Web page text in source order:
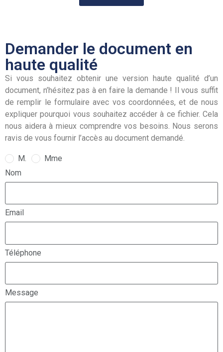
Demander le document en
haute qualité
Si vous souhaitez obtenir une version haute qualité d’un
document, n’hésitez pas à en faire la demande ! Il vous suffit
de remplir le formulaire avec vos coordonnées, et de nous
expliquer pourquoi vous souhaitez accéder à ce fichier. Cela
nous aidera à mieux comprendre vos besoins. Nous serons
ravis de vous fournir l’accès au document demandé.
M.
Mme
Nom
Email
Téléphone
Message